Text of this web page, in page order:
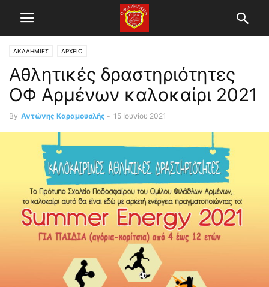
ΑΚΑΔΗΜΙΕΣ ΑΡΧΕΙΟ
Αθλητικές δραστηριότητες
ΟΦ Αρμένων καλοκαίρι 2021
By Αντώνης Καραμουσλής - 15 Ιουνίου 2021